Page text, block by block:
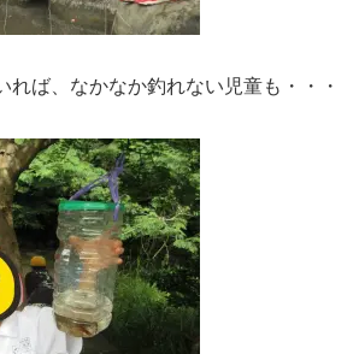
れば、なかなか釣れない児童も・・・